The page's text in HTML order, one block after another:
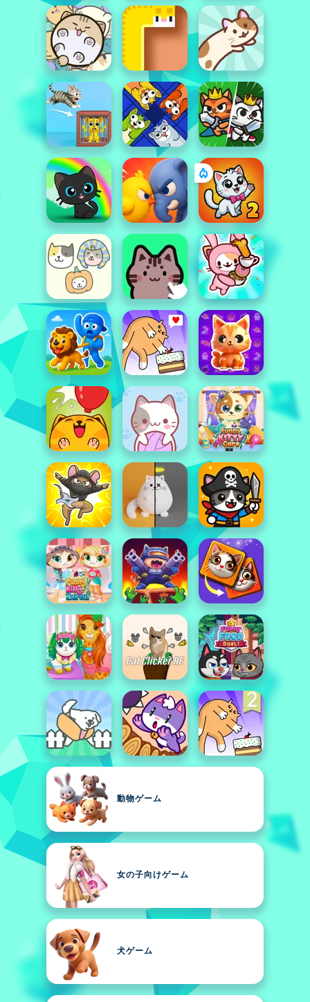
動物ゲーム
女の子向けゲーム
犬ゲーム